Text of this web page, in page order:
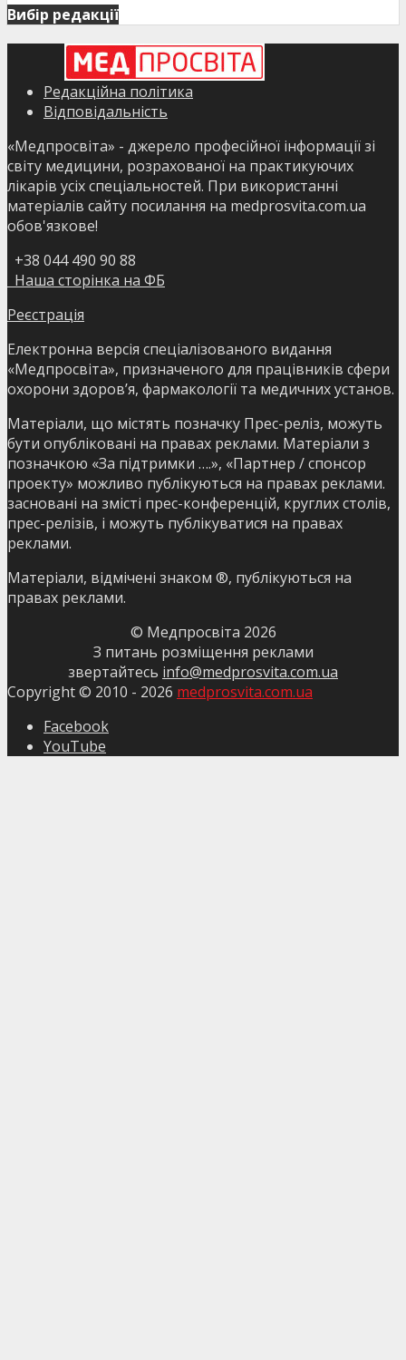
Вибір редакції
Редакційна політика
Відповідальність
«Медпросвіта» - джерело професійної інформації зі
світу медицини, розрахованої на практикуючих
лікарів усіх спеціальностей. При використанні
матеріалів сайту посилання на medprosvita.com.ua
обов'язкове!
+38 044 490 90 88
Наша сторінка на ФБ
Реєстрація
Електронна версія спеціалізованого видання
«Медпросвіта», призначеного для працівників сфери
охорони здоров’я, фармакології та медичних установ.
Матеріали, що містять позначку Прес-реліз, можуть
бути опубліковані на правах реклами. Матеріали з
позначкою «За підтримки ….», «Партнер / спонсор
проекту» можливо публікуються на правах реклами.
засновані на змісті прес-конференцій, круглих столів,
прес-релізів, і можуть публікуватися на правах
реклами.
Матеріали, відмічені знаком ®, публікуються на
правах реклами.
© Медпросвіта 2026
З питань розміщення реклами
звертайтесь info@medprosvita.com.ua
Copyright © 2010 - 2026 medprosvita.com.ua
Facebook
YouTube